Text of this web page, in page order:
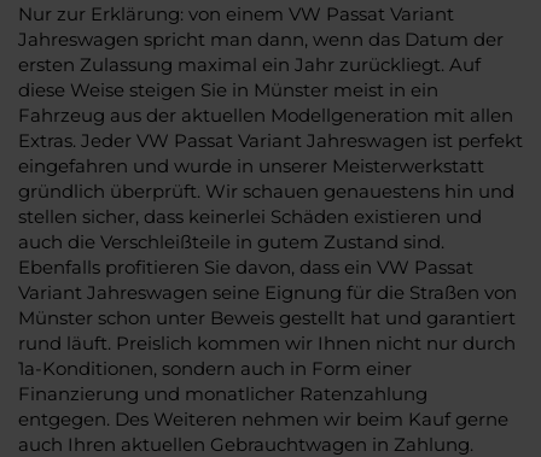
Nur zur Erklärung: von einem VW Passat Variant
Jahreswagen spricht man dann, wenn das Datum der
ersten Zulassung maximal ein Jahr zurückliegt. Auf
diese Weise steigen Sie in Münster meist in ein
Fahrzeug aus der aktuellen Modellgeneration mit allen
Extras. Jeder VW Passat Variant Jahreswagen ist perfekt
eingefahren und wurde in unserer Meisterwerkstatt
gründlich überprüft. Wir schauen genauestens hin und
stellen sicher, dass keinerlei Schäden existieren und
auch die Verschleißteile in gutem Zustand sind.
Ebenfalls profitieren Sie davon, dass ein VW Passat
Variant Jahreswagen seine Eignung für die Straßen von
Münster schon unter Beweis gestellt hat und garantiert
rund läuft. Preislich kommen wir Ihnen nicht nur durch
1a-Konditionen, sondern auch in Form einer
Finanzierung und monatlicher Ratenzahlung
entgegen. Des Weiteren nehmen wir beim Kauf gerne
auch Ihren aktuellen Gebrauchtwagen in Zahlung.